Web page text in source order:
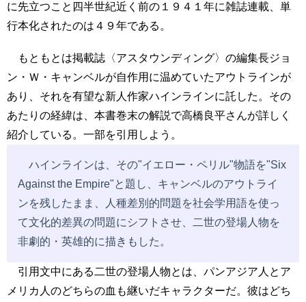
に先立つこと四半世紀近く前の１９４１年に雑誌連載、単
行本化されたのは４９年である。
もともとは掲載誌〈アスタウンディング〉の編集長ジョ
ン・Ｗ・キャンベルが自作用に温めていたアウトラインが
あり、それを有望な新人作家ハインラインに託した。その
あたりの経緯は、本書巻末の解説で高橋良平さんが詳しく
紹介している。一部を引用しよう。
ハインラインは、その"イエロー・ペリル"物語を"Six
Against the Empire"と題し、キャンベルのアウトライ
ンを残したまま、人種差別的問題を社会学用語を使っ
て文化的差異の問題にシフトさせ、二世の登場人物を
非劇的・英雄的に描きもした。
引用文中にある二世の登場人物とは、パンアジア人とア
メリカ人のどちらの血も継いだキャラクターだ。彼はどち